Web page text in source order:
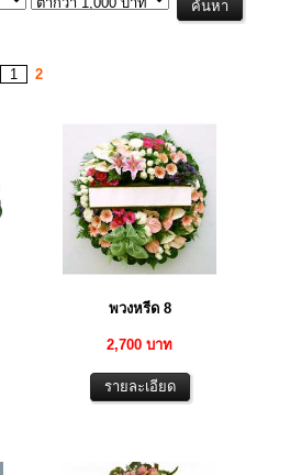
1 2
พวงหรีด 8
2,700 บาท